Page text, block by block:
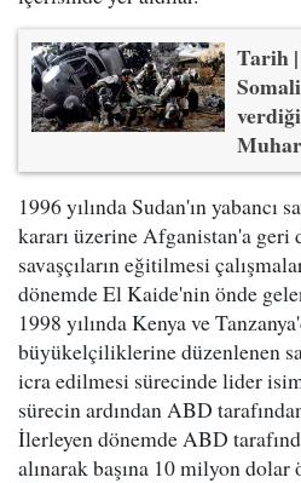
Tarih
1996 yılında Sudan'ın yabancı
kararı üzerine Afganistan'a geri
savaşçıların eğitilmesi
dönemde El Kaide'nin önde
1998 yılında Kenya ve
büyükelçiliklerine düzenlenen
icra edilmesi sürecinde lider
sürecin ardından ABD
İlerleyen dönemde ABD
alınarak başına 10 milyon